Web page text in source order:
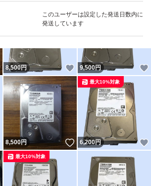
このユーザーは設定した発送日数内に
発送しています
いいね！
8,500円 いいね！
9,500円
いいね！
8,500円 いいね！
6,200円
最大10%対象
最大10%対象